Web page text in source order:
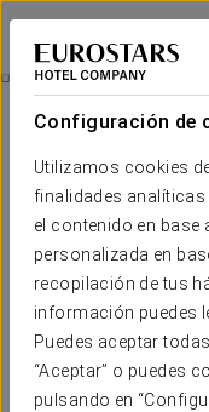
Configuración de
Utilizamos cookies
finalidades analíticas
el contenido en base
personalizada en
recopilación de tus
información puedes
Puedes aceptar
“Aceptar” o puedes
pulsando en
Eurostars Palazzo Zichy
BUDAPEST
Experiencia Business
20 €